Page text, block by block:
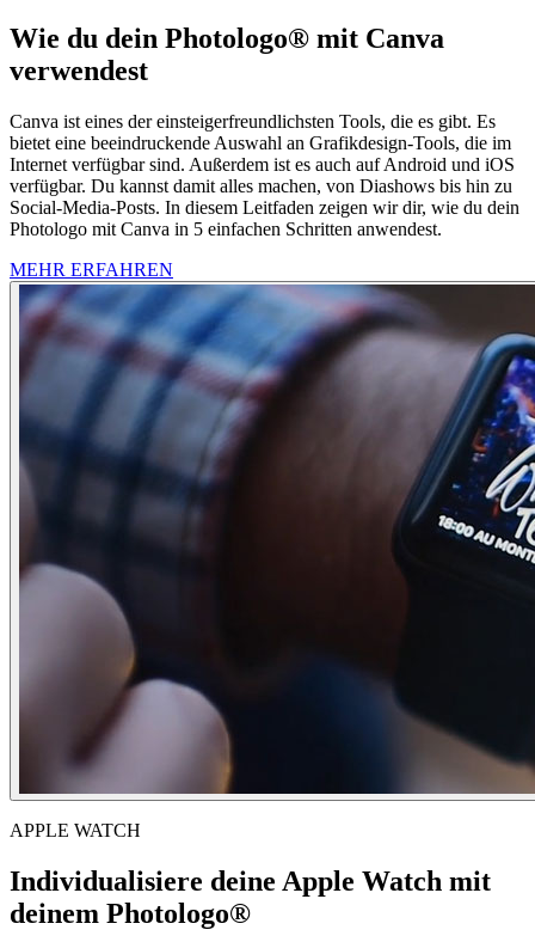
Wie du dein Photologo® mit Canva
verwendest
Canva ist eines der einsteigerfreundlichsten Tools, die es gibt. Es
bietet eine beeindruckende Auswahl an Grafikdesign-Tools, die im
Internet verfügbar sind. Außerdem ist es auch auf Android und iOS
verfügbar. Du kannst damit alles machen, von Diashows bis hin zu
Social-Media-Posts. In diesem Leitfaden zeigen wir dir, wie du dein
Photologo mit Canva in 5 einfachen Schritten anwendest.
MEHR ERFAHREN
APPLE WATCH
Individualisiere deine Apple Watch mit
deinem Photologo®